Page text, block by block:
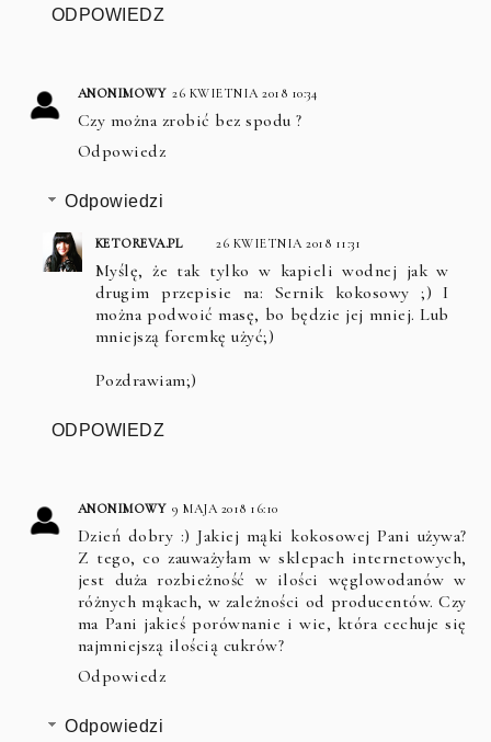
ODPOWIEDZ
ANONIMOWY 26 KWIETNIA 2018 10:34
Czy można zrobić bez spodu ?
Odpowiedz
Odpowiedzi
KETOREVA.PL 26 KWIETNIA 2018 11:31
Myślę, że tak tylko w kapieli wodnej jak w
drugim przepisie na: Sernik kokosowy ;) I
można podwoić masę, bo będzie jej mniej. Lub
mniejszą foremkę użyć;)
Pozdrawiam;)
ODPOWIEDZ
ANONIMOWY 9 MAJA 2018 16:10
Dzień dobry :) Jakiej mąki kokosowej Pani używa?
Z tego, co zauważyłam w sklepach internetowych,
jest duża rozbieżność w ilości węglowodanów w
różnych mąkach, w zależności od producentów. Czy
ma Pani jakieś porównanie i wie, która cechuje się
najmniejszą ilością cukrów?
Odpowiedz
Odpowiedzi